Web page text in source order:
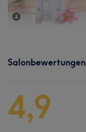
Salonbewertungen
4,9